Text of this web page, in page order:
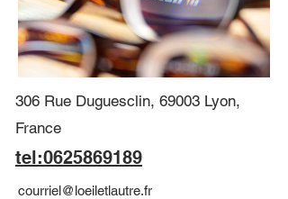
306 Rue Duguesclin, 69003 Lyon,
France
tel:0625869189
courriel@loeiletlautre.fr